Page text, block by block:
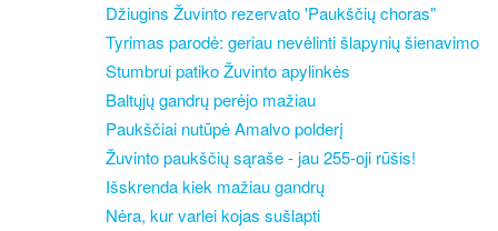
Džiugins Žuvinto rezervato 'Paukščių choras"
Tyrimas parodė: geriau nevėlinti šlapynių šienavimo
Stumbrui patiko Žuvinto apylinkės
Baltųjų gandrų perėjo mažiau
Paukščiai nutūpė Amalvo polderį
Žuvinto paukščių sąraše - jau 255-oji rūšis!
Išskrenda kiek mažiau gandrų
Nėra, kur varlei kojas sušlapti